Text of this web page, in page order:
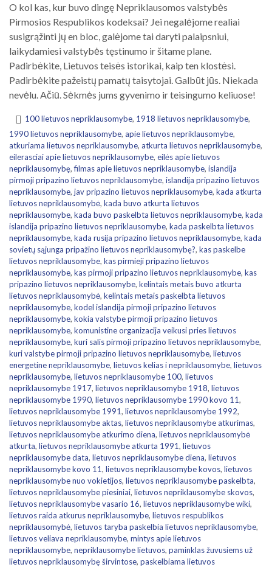
O kol kas, kur buvo dingę Nepriklausomos valstybės
Pirmosios Respublikos kodeksai? Jei negalėjome realiai
susigrąžinti jų en bloc, galėjome tai daryti palaipsniui,
laikydamiesi valstybės tęstinumo ir šitame plane.
Padirbėkite, Lietuvos teisės istorikai, kaip ten klostėsi.
Padirbėkite pažeistų pamatų taisytojai. Galbūt jūs. Niekada
nevėlu. Ačiū. Sėkmės jums gyvenimo ir teisingumo keliuose!
100 lietuvos nepriklausomybe, 1918 lietuvos nepriklausomybe,
1990 lietuvos nepriklausomybe, apie lietuvos nepriklausomybe,
atkuriama lietuvos nepriklausomybe, atkurta lietuvos nepriklausomybe,
eilerasciai apie lietuvos nepriklausomybe, eilės apie lietuvos
nepriklausomybę,filmas apie lietuvos nepriklausomybe, islandija
pirmoji pripazino lietuvos nepriklausomybe, islandija pripazino lietuvos
nepriklausomybe, jav pripazino lietuvos nepriklausomybe, kada atkurta
lietuvos nepriklausomybė, kada buvo atkurta lietuvos
nepriklausomybe, kada buvo paskelbta lietuvos nepriklausomybe, kada
islandija pripazino lietuvos nepriklausomybe, kada paskelbta lietuvos
nepriklausomybe, kada rusija pripazino lietuvos nepriklausomybe, kada
sovietų sąjunga pripažino lietuvos nepriklausomybę?, kas paskelbe
lietuvos nepriklausomybe, kas pirmieji pripazino lietuvos
nepriklausomybe, kas pirmoji pripazino lietuvos nepriklausomybe, kas
pripazino lietuvos nepriklausomybe, kelintais metais buvo atkurta
lietuvos nepriklausomybė, kelintais metais paskelbta lietuvos
nepriklausomybe, kodel islandija pirmoji pripazino lietuvos
nepriklausomybe, kokia valstybe pirmoji pripazino lietuvos
nepriklausomybe, komunistine organizacija veikusi pries lietuvos
nepriklausomybe, kuri salis pirmoji pripazino lietuvos nepriklausomybe,
kuri valstybe pirmoji pripazino lietuvos nepriklausomybe, lietuvos
energetine nepriklausomybe, lietuvos kelias i nepriklausomybe, lietuvos
nepriklausomybe, lietuvos nepriklausomybe 100, lietuvos
nepriklausomybe 1917, lietuvos nepriklausomybe 1918, lietuvos
nepriklausomybe 1990, lietuvos nepriklausomybe 1990 kovo 11,
lietuvos nepriklausomybe 1991, lietuvos nepriklausomybe 1992,
lietuvos nepriklausomybe aktas, lietuvos nepriklausomybe atkurimas,
lietuvos nepriklausomybe atkurimo diena, lietuvos nepriklausomybė
atkurta, lietuvos nepriklausomybe atkurta 1991, lietuvos
nepriklausomybe data, lietuvos nepriklausomybe diena, lietuvos
nepriklausomybe kovo 11, lietuvos nepriklausomybe kovos, lietuvos
nepriklausomybe nuo vokietijos, lietuvos nepriklausomybe paskelbta,
lietuvos nepriklausomybe piesiniai, lietuvos nepriklausomybe skovos,
lietuvos nepriklausomybe vasario 16, lietuvos nepriklausomybe wiki,
lietuvos raida atkurus nepriklausomybe, lietuvos respublikos
nepriklausomybė, lietuvos taryba paskelbia lietuvos nepriklausomybe,
lietuvos veliava nepriklausomybe, mintys apie lietuvos
nepriklausomybe, nepriklausomybe lietuvos, paminklas žuvusiems už
lietuvos nepriklausomybę širvintose, paskelbiama lietuvos